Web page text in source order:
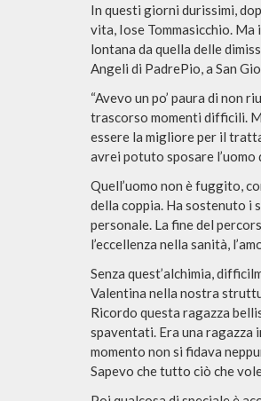
In questi giorni durissimi,
vita, Iose Tommasicchio.
lontana da quella delle
Angeli di PadrePio, a San
“Avevo un po’ paura di non
trascorso momenti difficili.
essere la migliore per il
avrei potuto sposare l’uomo
Quell’uomo non è fuggito,
della coppia. Ha sostenuto i
personale. La fine del
l’eccellenza nella sanità,
Senza quest’alchimia,
Valentina nella nostra
Ricordo questa ragazza
spaventati. Era una ragazza
momento non si fidava
Sapevo che tutto ciò che